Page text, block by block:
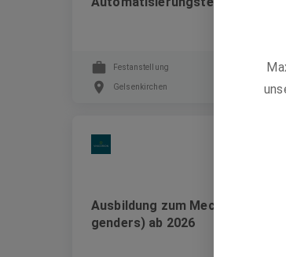
Festanstellung
Gelsenkirchen
Ausbildung zum Mechatroniker
genders) ab 2026